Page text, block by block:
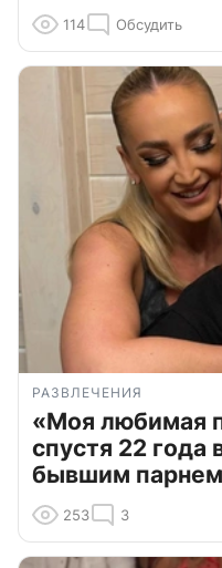
114 Обсудить
РАЗВЛЕЧЕНИЯ
«Моя любимая
спустя 22 года
бывшим
253 3